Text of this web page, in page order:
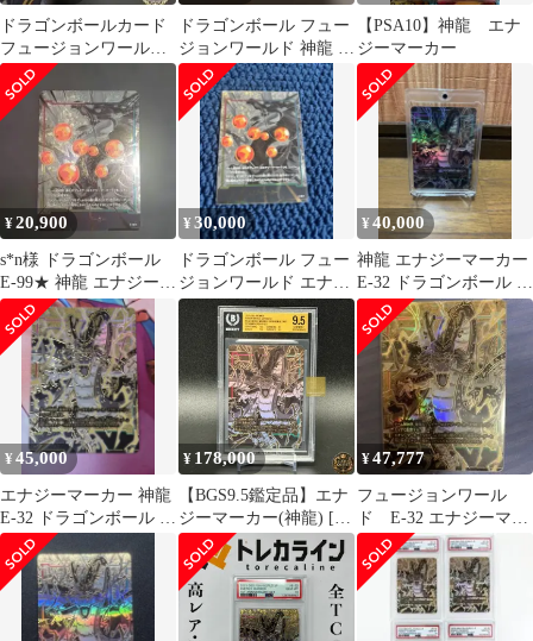
ドラゴンボールカード
フュージョンワールド
1st アニバーサリーセッ
ト 神龍
ドラゴンボール フュー
ジョンワールド 神龍 エ
ナジーマーカー
【PSA10】神龍 エナ
ジーマーカー
¥20,900
s*n様 ドラゴンボール
E-99★ 神龍 エナジーマ
ーカー パラレル
¥30,000
ドラゴンボール フュー
ジョンワールド エナジ
ーマーカー E-99 神龍
¥40,000
神龍 エナジーマーカー
E-32 ドラゴンボール フ
ュージョンワールド
¥45,000
エナジーマーカー 神龍
E-32 ドラゴンボール 金
1stアニバーサリーセッ
ト
¥ 178,000
【BGS9.5鑑定品】エナ
ジーマーカー(神龍) [E-
32] 金背景 フュージョ
ンワールド「1st アニバ
ーサリーセット」│ド
ラゴンボールカード
Dragon Ball Fusion
¥47,777
フュージョンワール
ド E-32 エナジーマー
カー 神龍 1STアニ
バーサリー